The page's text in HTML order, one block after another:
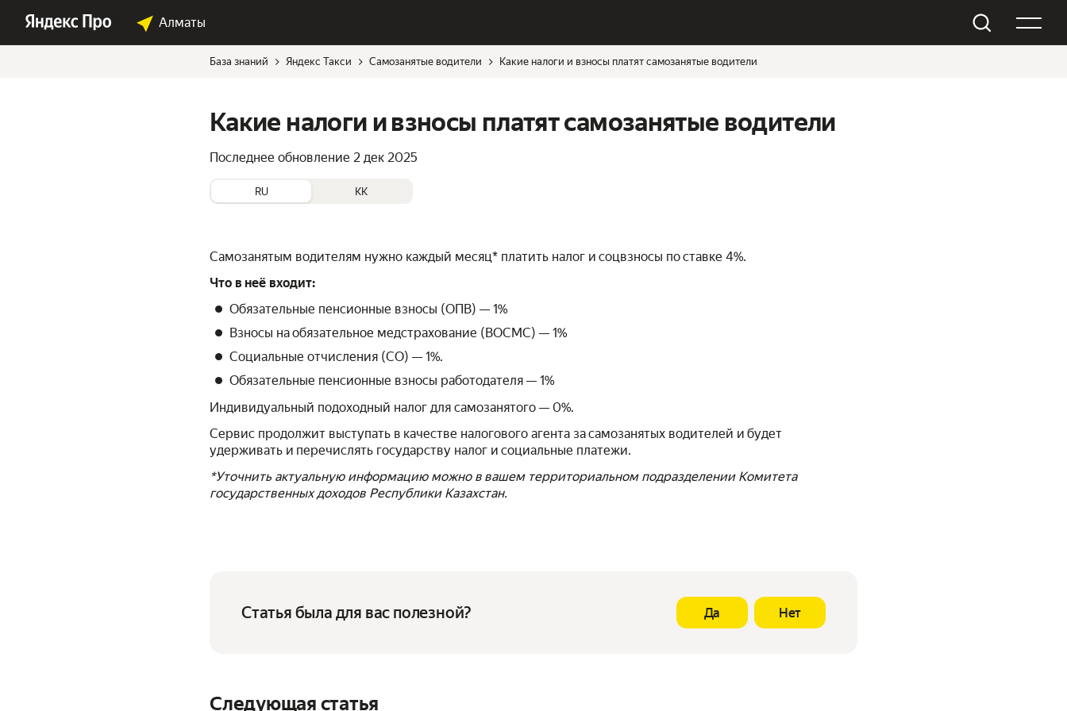
Алматы
База знаний Яндекс Такси Самозанятые водители Какие налоги и взносы платят самозанятые водители
Какие налоги и взносы платят самозанятые водители
Последнее обновление 2 дек 2025
RU KK
Самозанятым водителям нужно каждый месяц* платить налог и соцвзносы по ставке 4%.
Что в неё входит:
Обязательные пенсионные взносы (ОПВ) — 1%
Взносы на обязательное медстрахование (ВОСМС) — 1%
Социальные отчисления (СО) — 1%.
Обязательные пенсионные взносы работодателя — 1%
Индивидуальный подоходный налог для самозанятого — 0%.
Сервис продолжит выступать в качестве налогового агента за самозанятых водителей и будет
удерживать и перечислять государству налог и социальные платежи.
*Уточнить актуальную информацию можно в вашем территориальном подразделении Комитета
государственных доходов Республики Казахстан.
Статья была для вас полезной? Да Нет
Следующая статья